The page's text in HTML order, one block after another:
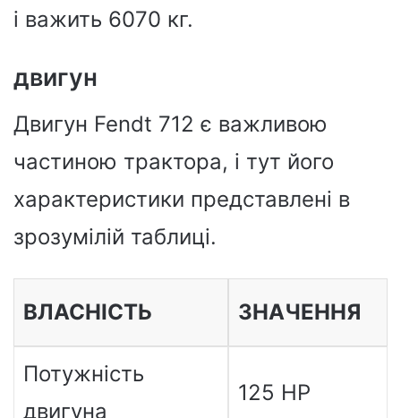
і важить 6070 кг.
двигун
Двигун Fendt 712 є важливою
частиною трактора, і тут його
характеристики представлені в
зрозумілій таблиці.
ВЛАСНІСТЬ ЗНАЧЕННЯ
Потужність
двигуна
125 HP